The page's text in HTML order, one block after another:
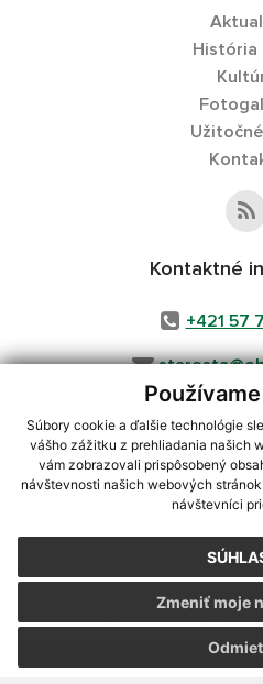
Súbory cookie a ďalšie technológie
vášho zážitku z prehliadania našich
vám zobrazovali prispôsobený
návštevnosti našich webových
návštevníci
Zmeniť moje
História
Kontaktné
+421 57
využite možnosť získavania
CMS systém (redakčný) systém
webex.digital, s.r.o.,
Posledná
Vytlačiť stránku|